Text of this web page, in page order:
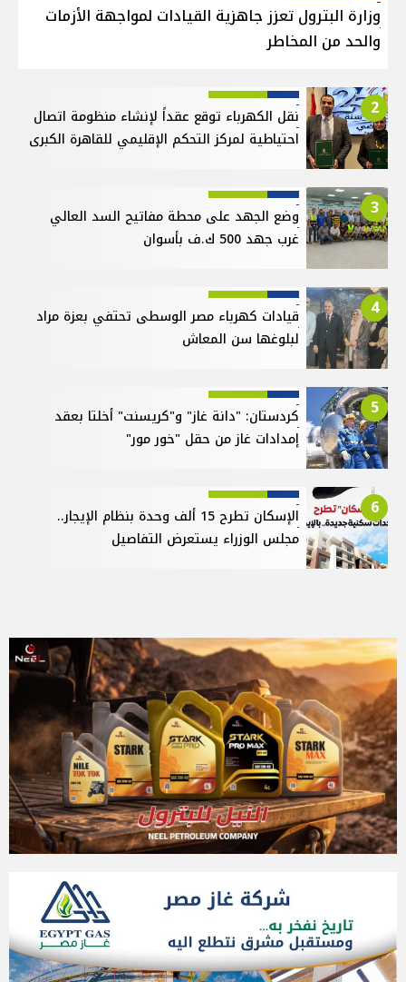
وزارة البترول تعزز جاهزية القيادات لمواجهة الأزمات
والحد من المخاطر
2
نقل الكهرباء توقع عقداً لإنشاء منظومة اتصال
احتياطية لمركز التحكم الإقليمي للقاهرة الكبرى
3
وضع الجهد على محطة مفاتيح السد العالي
غرب جهد 500 ك.ف بأسوان
4
قيادات كهرباء مصر الوسطى تحتفي بعزة مراد
لبلوغها سن المعاش
5
كردستان: "دانة غاز" و"كريسنت" أخلتا بعقد
إمدادات غاز من حقل "خور مور"
6
الإسكان تطرح 15 ألف وحدة بنظام الإيجار..
مجلس الوزراء يستعرض التفاصيل